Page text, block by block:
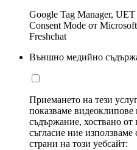
Google Tag Manager,
Consent Mode от
Freshchat
Външно медийно
Приемането на тези
показваме
съдържание, хоствано
съгласие ние използваме
страни на този уебсайт: